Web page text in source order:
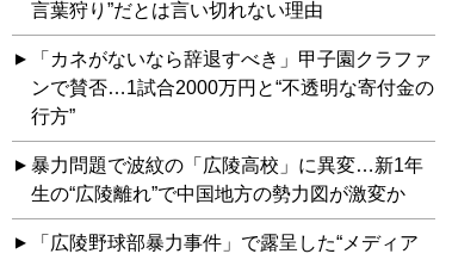
言葉狩り”だとは言い切れない理由
「カネがないなら辞退すべき」甲子園クラファ
ンで賛否…1試合2000万円と“不透明な寄付金の
行方”
暴力問題で波紋の「広陵高校」に異変…新1年
生の“広陵離れ”で中国地方の勢力図が激変か
「広陵野球部暴力事件」で露呈した“メディア